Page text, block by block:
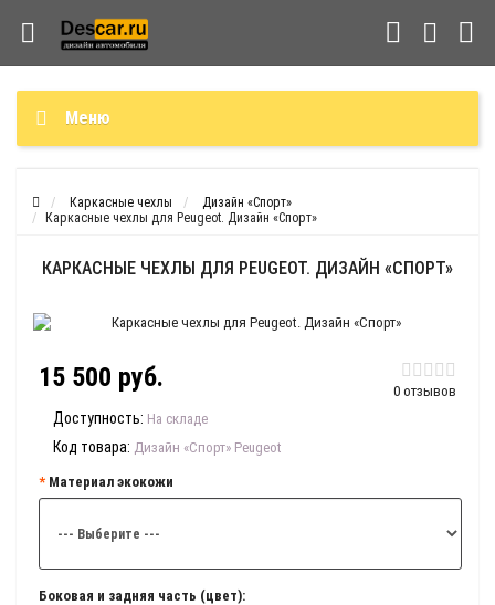
Меню
Каркасные чехлы
Дизайн «Спорт»
Каркасные чехлы для Peugeot. Дизайн «Спорт»
КАРКАСНЫЕ ЧЕХЛЫ ДЛЯ PEUGEOT. ДИЗАЙН «СПОРТ»
0 отзывов
15 500 руб.
Доступность: На складе
Код товара: Дизайн «Спорт» Peugeot
Материал экокожи
Боковая и задняя часть (цвет):